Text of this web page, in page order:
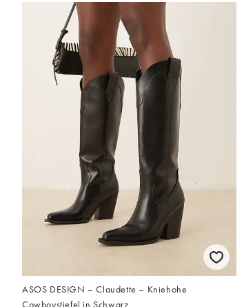
ASOS DESIGN – Claudette – Kniehohe
Cowboystiefel in Schwarz